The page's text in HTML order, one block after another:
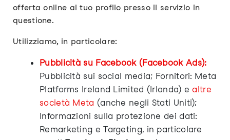
offerta online al tuo profilo presso il servizio in
questione.
Utilizziamo, in particolare:
Pubblicità su Facebook (Facebook Ads):
Pubblicità sui social media; Fornitori: Meta
Platforms Ireland Limited (Irlanda) ealtre
società Meta (anche negli Stati Uniti);
Informazioni sulla protezione dei dati:
Remarketing e Targeting, in particolare